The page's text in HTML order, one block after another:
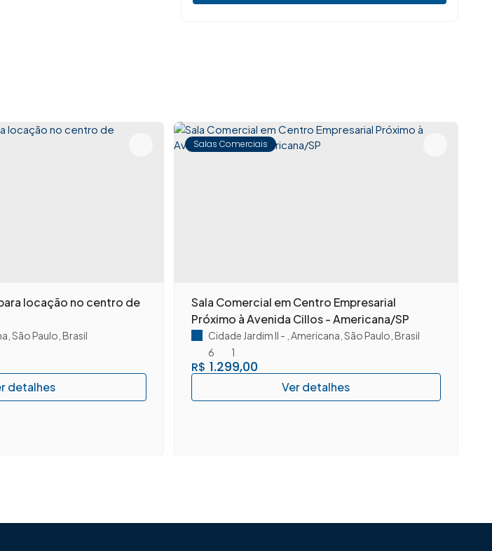
locação no centro de
São Paulo Brasil
Salas Comerciais
Sala Comercial em Centro Empresarial
Próximo à Avenida Cillos - Americana/SP
R$ 1.299,00
Cidade Jardim II Americana São Paulo Brasil
6
1